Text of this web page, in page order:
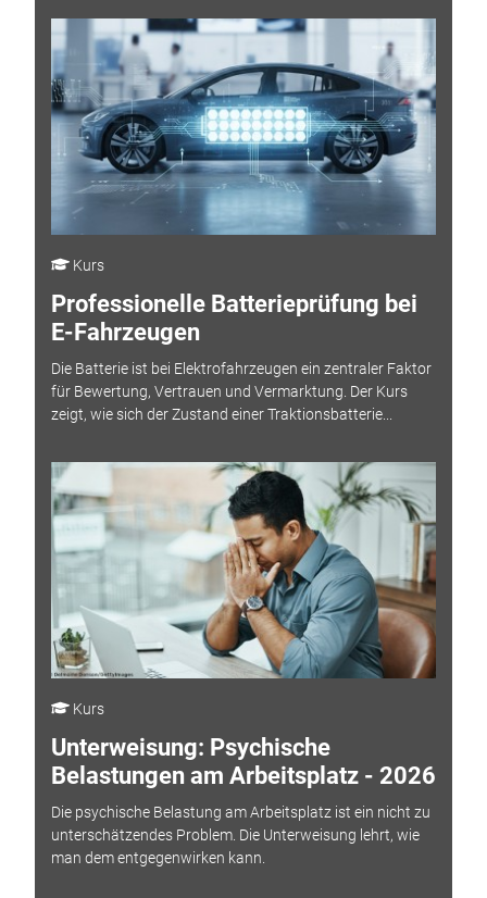
Kurs
Professionelle Batterieprüfung bei
E-Fahrzeugen
Die Batterie ist bei Elektrofahrzeugen ein zentraler Faktor
für Bewertung, Vertrauen und Vermarktung. Der Kurs
zeigt, wie sich der Zustand einer Traktionsbatterie...
Kurs
Unterweisung: Psychische
Belastungen am Arbeitsplatz - 2026
Die psychische Belastung am Arbeitsplatz ist ein nicht zu
unterschätzendes Problem. Die Unterweisung lehrt, wie
man dem entgegenwirken kann.